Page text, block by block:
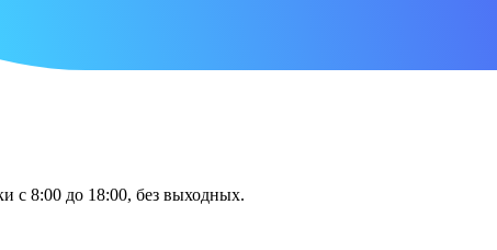
c 8:00 до 18:00, без выходных.